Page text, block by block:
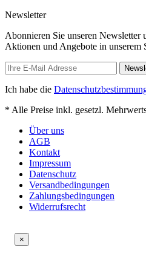
Newsletter
Abonnieren Sie unseren Newsletter
Aktionen und Angebote in unserem
Ich habe die
* Alle Preise inkl. gesetzl.
Über uns
AGB
Kontakt
Impressum
Datenschutz
Versandbedingungen
Zahlungsbedingungen
Widerrufsrecht
×